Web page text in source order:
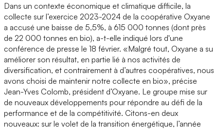
Dans un contexte économique et climatique difficile, la
collecte sur l’exercice 2023-2024 de la coopérative Oxyane
a accusé une baisse de 5,5%, à 615 000 tonnes (dont près
de 22 000 tonnes en bio), a-t-elle indiqué lors d'une
conférence de presse le 18 février. «Malgré tout, Oxyane a su
améliorer son résultat, en partie lié à nos activités de
diversification, et contrairement à d’autres coopératives, nous
avons choisi de maintenir notre collecte en bio», précise
Jean-Yves Colomb, président d’Oxyane. Le groupe mise sur
de nouveaux développements pour répondre au défi de la
performance et de la compétitivité. Citons-en deux
nouveaux: sur le volet de la transition énergétique, l’année